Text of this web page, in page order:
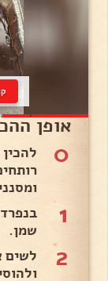
אופן
0
1
שמן.
2